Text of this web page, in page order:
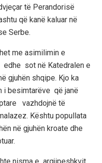
të Perandorisë
që kanë kaluar në
Serbe.
me asimilimin e
sot në Katedralen e
gjuhën shqipe. Kjo ka
i besimtarëve që janë
vazhdojnë të
Kështu popullata
në gjuhën kroate dhe